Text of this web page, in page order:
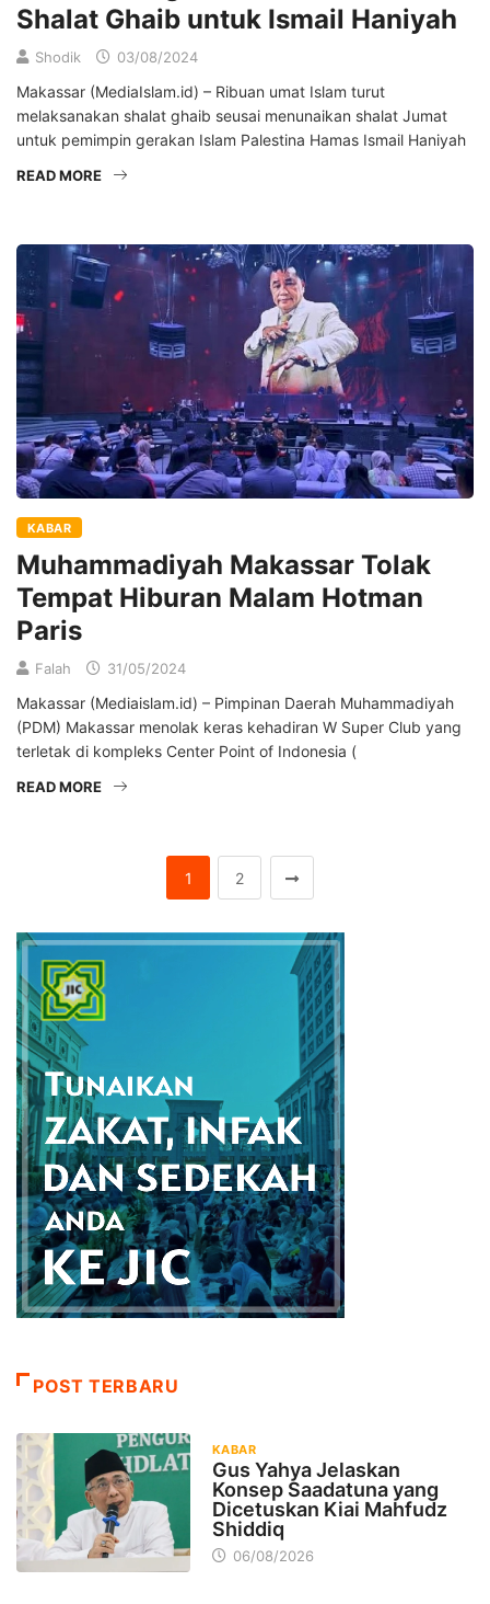
Shalat Ghaib untuk Ismail Haniyah
Shodik 03/08/2024
Makassar (MediaIslam.id) – Ribuan umat Islam turut
melaksanakan shalat ghaib seusai menunaikan shalat Jumat
untuk pemimpin gerakan Islam Palestina Hamas Ismail Haniyah
READ MORE
KABAR
Muhammadiyah Makassar Tolak
Tempat Hiburan Malam Hotman
Paris
Falah 31/05/2024
Makassar (Mediaislam.id) – Pimpinan Daerah Muhammadiyah
(PDM) Makassar menolak keras kehadiran W Super Club yang
terletak di kompleks Center Point of Indonesia (
READ MORE
1 2
POST TERBARU
KABAR
Gus Yahya Jelaskan
Konsep Saadatuna yang
Dicetuskan Kiai Mahfudz
Shiddiq
06/08/2026